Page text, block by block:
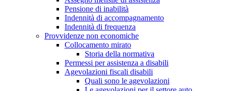
Pensione di inabilità
Indennità di accompagnamento
Indennità di frequenza
Provvidenze non economiche
Collocamento mirato
Storia della normativa
Permessi per assistenza a disabili
Agevolazioni fiscali disabili
Quali sono le agevolazioni